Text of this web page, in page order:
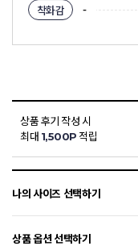
착화감 -
상품 후기 작성 시
최대 1,500P 적립
나의 사이즈 선택하기
상품 옵션 선택하기